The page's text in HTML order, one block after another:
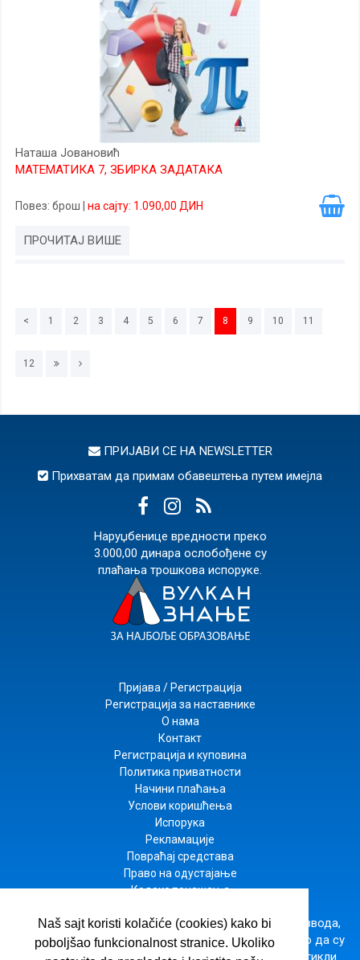
Naš sajt koristi kolačiće (cookies) kako bi
poboljšao funkcionalnost stranice. Ukoliko
Наташа Јовановић
МАТЕМАТИКА 7, ЗБИРКА ЗАДАТАКА
Повез: брош на сајту: 1.090,00 ДИН
ПРОЧИТАЈ ВИШЕ
< 1 2 3 4 5 6 7 8 9 10 11
12
ПРИЈАВИ СЕ НА NEWSLETTER
Прихватам да примам обавештења путем имејла
Наруџбенице вредности преко
3.000,00 динара ослобођене су
плаћања трошкова испоруке.
Пријава / Регистрација
Регистрација за наставнике
О нама
Контакт
Регистрација и куповина
Политика приватности
Начини плаћања
Услови коришћења
Испорука
Рекламације
Повраћај средстава
Право на одустајање
Кодекс понашања
Настојимо да будемо што прецизнији у опису производа,
приказу слика и цена, али не можемо да гарантујемо да су
све информације комплетне и без грешака. Сви артикли